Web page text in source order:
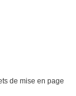
de mise en page